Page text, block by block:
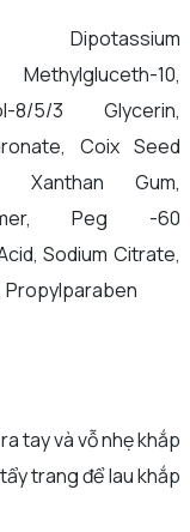
10,
8/5/3 Glycerin,
Coix Seed
Xanthan Gum,
Peg -60
Sodium Citrate,
Propylparaben
tay và vỗ nhẹ khắp
trang để lau khắp